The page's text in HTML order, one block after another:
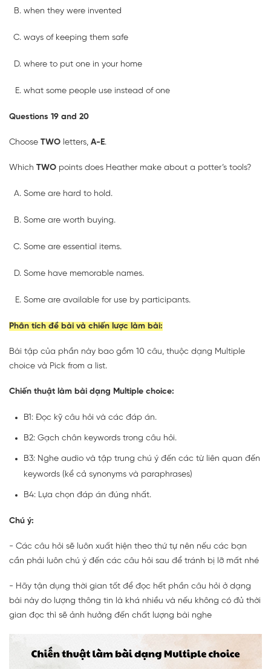
when they were invented
ways of keeping them safe
where to put one in your home
what some people use instead of one
Questions 19 and 20
Choose TWO letters, A-E.
Which TWO points does Heather make about a potter’s tools?
Some are hard to hold.
Some are worth buying.
Some are essential items.
Some have memorable names.
Some are available for use by participants.
Phân tích đề bài và chiến lược làm bài:
Bài tập của phần này bao gồm 10 câu, thuộc dạng Multiple
choice và Pick from a list.
Chiến thuật làm bài dạng Multiple choice:
B1: Đọc kỹ câu hỏi và các đáp án.
B2: Gạch chân keywords trong câu hỏi.
B3: Nghe audio và tập trung chú ý đến các từ liên quan đến
keywords (kể cả synonyms và paraphrases)
B4: Lựa chọn đáp án đúng nhất.
Chú ý:
- Các câu hỏi sẽ luôn xuất hiện theo thứ tự nên nếu các bạn
cần phải luôn chú ý đến các câu hỏi sau để tránh bị lỡ mất nhé
- Hãy tận dụng thời gian tốt để đọc hết phần câu hỏi ở dạng
bài này do lượng thông tin là khá nhiều và nếu không có đủ thời
gian đọc thì sẽ ảnh hưởng đến chất lượng bài nghe